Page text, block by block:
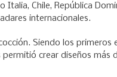
Chile, República
internacionales.
Siendo los primeros
crear diseños